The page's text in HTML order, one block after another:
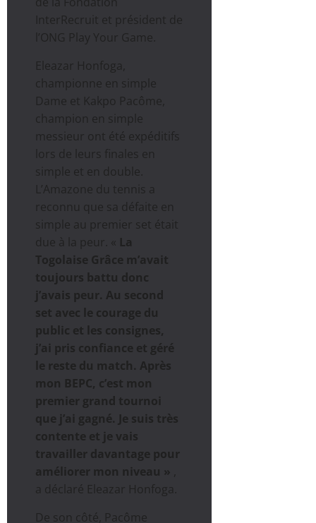
InterRecruit et président de
l’ONG Play Your Game.
Eleazar Honfoga,
championne en simple
Dame et Kakpo Pacôme,
champion en simple
messieur ont été expéditifs
lors de leurs finales en
simple et en double.
L’Amazone du tennis a
reconnu que sa défaite en
simple au premier set était
due à la peur. « La
Togolaise Grâce m’avait
toujours battu donc
j’avais peur. Au second
set avec le courage du
public et les consignes,
j’ai pris confiance et géré
le reste du match. Après
mon BEPC, c’est mon
premier grand tournoi
que j’ai gagné. Je suis très
contente et je vais
travailler davantage pour
améliorer mon niveau »
a déclaré Eleazar Honfoga.
De son côté, Pacôme